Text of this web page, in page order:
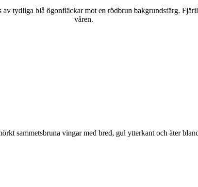
tydliga blå ögonfläckar mot en rödbrun bakgrundsfärg.
våren.
sammetsbruna vingar med bred, gul ytterkant och äter